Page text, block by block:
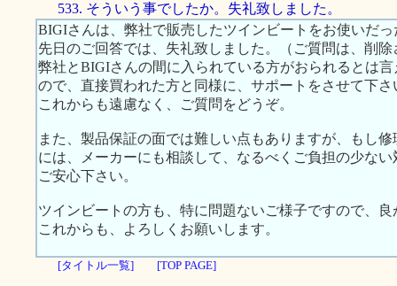
533. そういう事でしたか。失礼致しました。
BIGIさんは、弊社で販売したツインビートをお使いだ
先日のご回答では、失礼致しました。（ご質問は、削
弊社とBIGIさんの間に入られている方がおられるとは
ので、直接買われた方と同様に、サポートをさせて下さ
これからも遠慮なく、ご質問をどうぞ。
また、製品保証の面では難しい点もありますが、もし
には、メーカーにも相談して、なるべくご負担の少な
ご安心下さい。
ツインビートの方も、特に問題ないご様子ですので、
これからも、よろしくお願いします。
[タイトル一覧] [TOP PAGE]